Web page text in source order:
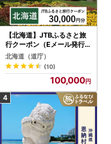
【北海道】JTBふるさと旅
行クーポン（Eメール発行
）30,000円分 旅行 トラベ
ル 宿泊 人気 おすすめ JTB
W030T
北海道（道庁）
(10)
100,000